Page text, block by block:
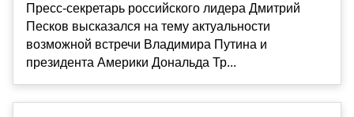
Пресс-секретарь российского лидера Дмитрий
Песков высказался на тему актуальности
возможной встречи Владимира Путина и
президента Америки Дональда Тр...